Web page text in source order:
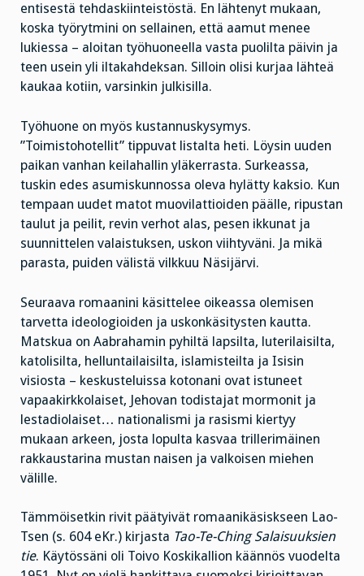
entisestä tehdaskiinteistöstä. En lähtenyt mukaan,
koska työrytmini on sellainen, että aamut menee
lukiessa – aloitan työhuoneella vasta puolilta päivin ja
teen usein yli iltakahdeksan. Silloin olisi kurjaa lähteä
kaukaa kotiin, varsinkin julkisilla.
Työhuone on myös kustannuskysymys.
”Toimistohotellit” tippuvat listalta heti. Löysin uuden
paikan vanhan keilahallin yläkerrasta. Surkeassa,
tuskin edes asumiskunnossa oleva hylätty kaksio. Kun
tempaan uudet matot muovilattioiden päälle, ripustan
taulut ja peilit, revin verhot alas, pesen ikkunat ja
suunnittelen valaistuksen, uskon viihtyväni. Ja mikä
parasta, puiden välistä vilkkuu Näsijärvi.
Seuraava romaanini käsittelee oikeassa olemisen
tarvetta ideologioiden ja uskonkäsitysten kautta.
Matskua on Aabrahamin pyhiltä lapsilta, luterilaisilta,
katolisilta, helluntailaisilta, islamisteilta ja Isisin
visiosta – keskusteluissa kotonani ovat istuneet
vapaakirkkolaiset, Jehovan todistajat mormonit ja
lestadiolaiset… nationalismi ja rasismi kiertyy
mukaan arkeen, josta lopulta kasvaa trillerimäinen
rakkaustarina mustan naisen ja valkoisen miehen
välille.
Tämmöisetkin rivit päätyivät romaanikäsiskseen Lao-
Tsen (s. 604 eKr.) kirjasta Tao-Te-Ching Salaisuuksien
tie. Käytössäni oli Toivo Koskikallion käännös vuodelta